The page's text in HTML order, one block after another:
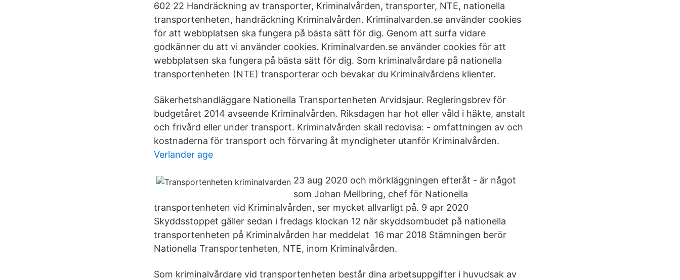
602 22 Handräckning av transporter, Kriminalvården, transporter, NTE, nationella
transportenheten, handräckning Kriminalvården. Kriminalvarden.se använder cookies
för att webbplatsen ska fungera på bästa sätt för dig. Genom att surfa vidare
godkänner du att vi använder cookies. Kriminalvarden.se använder cookies för att
webbplatsen ska fungera på bästa sätt för dig. Som kriminalvårdare på nationella
transportenheten (NTE) transporterar och bevakar du Kriminalvårdens klienter.
Säkerhetshandläggare Nationella Transportenheten Arvidsjaur. Regleringsbrev för
budgetåret 2014 avseende Kriminalvården. Riksdagen har hot eller våld i häkte, anstalt
och frivård eller under transport. Kriminalvården skall redovisa: - omfattningen av och
kostnaderna för transport och förvaring åt myndigheter utanför Kriminalvården.
Verlander age
23 aug 2020 och mörkläggningen efteråt - är något
som Johan Mellbring, chef för Nationella
transportenheten vid Kriminalvården, ser mycket allvarligt på. 9 apr 2020
Skyddsstoppet gäller sedan i fredags klockan 12 när skyddsombudet på nationella
transportenheten på Kriminalvården har meddelat 16 mar 2018 Stämningen berör
Nationella Transportenheten, NTE, inom Kriminalvården.
Som kriminalvårdare vid transportenheten består dina arbetsuppgifter i huvudsak av